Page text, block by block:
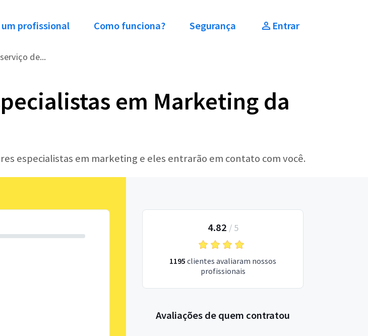
profissional Como funciona? Segurança Entrar
de...
em Marketing da
especialistas em marketing e eles entrarão em contato com você.
4.82 / 5
1195 clientes avaliaram nossos
profissionais
Avaliações de quem contratou